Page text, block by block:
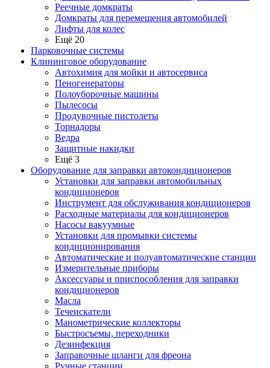
Реечные домкраты
Домкраты для перемещения автомобилей
Лифты для колес
Ещё 20
Парковочные системы
Клининговое оборудование
Автохимия для мойки и автосервиса
Пеногенераторы
Полоуборочные машины
Пылесосы
Продувочные пистолеты
Торнадоры
Ведра
Защитные накидки
Ещё 3
Оборудование для заправки автокондиционеров
Установки для заправки автомобильных
кондиционеров
Инструмент для обслуживания кондиционеров
Расходные материалы для кондиционеров
Насосы вакуумные
Установки для промывки системы
кондиционирования
Автоматические и полуавтоматические станции
Измерительные приборы
Аксессуары и приспособления для заправки
кондиционеров
Масла
Течеискатели
Манометрические коллекторы
Быстросъемы, переходники
Дезинфекция
Заправочные шланги для фреона
Ручные станции